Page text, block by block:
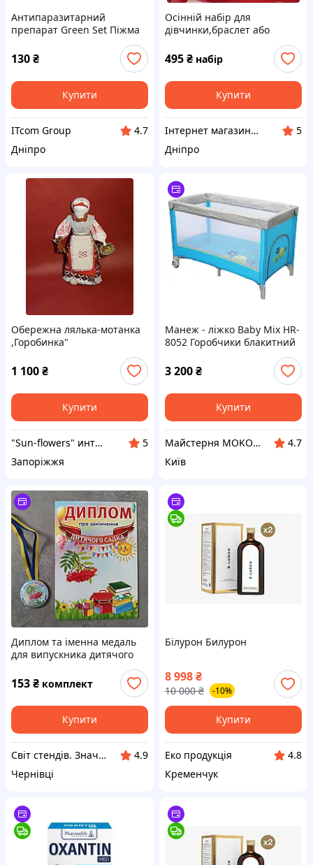
Антипаразитарний
препарат Green Set Піжма
(000023979)
130₴
Купити
ITcom Group
4.7
Дніпро
Осінній набір для
дівчинки,браслет або
Брошка дві заколочки і дві
резиночках Осенний набор
Осіння горобинка
495₴ набір
Купити
Інтернет магазин Lady_in_red_hm
5
Дніпро
Обережна лялька-мотанка
,Горобинка"
1 100₴
Купити
"Sun-flowers" интернет-магазин
5
Запоріжжя
Манеж - ліжко Baby Mix HR-
8052 Горобчики блакитний
3 200₴
Купити
Майстерня MOKOTOW
4.7
Київ
Диплом та іменна медаль
для випускника дитячого
153₴ комплект
Купити
Світ стендів. Значки, годинники, магніти, дитячі товари та сувеніри
4.9
Чернівці
Білурон Билурон
8 998₴
10 000 ₴ -10%
Купити
Еко продукція
4.8
Кременчук